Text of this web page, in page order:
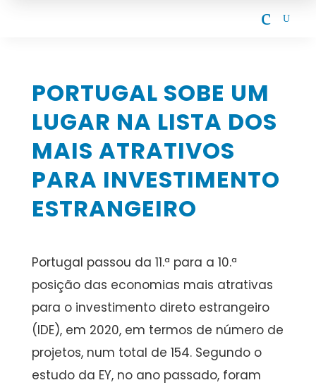
c U
PORTUGAL SOBE UM
LUGAR NA LISTA DOS
MAIS ATRATIVOS
PARA INVESTIMENTO
ESTRANGEIRO
Portugal passou da 11.ª para a 10.ª
posição das economias mais atrativas
para o investimento direto estrangeiro
(IDE), em 2020, em termos de número de
projetos, num total de 154. Segundo o
estudo da EY, no ano passado, foram